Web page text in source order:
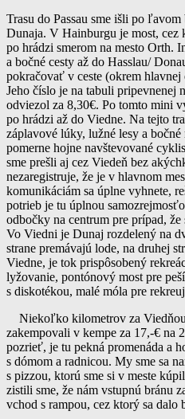
Trasu do Passau sme išli po ľavom
Dunaja. V Hainburgu je most, cez
po hrádzi smerom na mesto Orth.
a bočné cesty až do Hasslau/
pokračovať v ceste (okrem
Jeho číslo je na tabuli pripevnenej
odviezol za 8,30€. Po tomto mini
po hrádzi až do Viedne. Na tejto
záplavové lúky, lužné lesy a
pomerne hojne navštevované
sme prešli aj cez Viedeň bez
nezaregistruje, že je v hlavnom
komunikáciám sa úplne vyhnete,
potrieb je tu úplnou
odbočky na centrum pre prípad,
Vo Viedni je Dunaj rozdelený na
strane premávajú lode, na druhej
Viedne, je tok prispôsobený
lyžovanie, pontónový most pre
s diskotékou, malé móla pre
Niekoľko kilometrov za
zakempovali v kempe za 17,-€ na
pozrieť, je tu pekná promenáda a
s dómom a radnicou. My sme sa
s pizzou, ktorú sme si v meste
zistili sme, že nám vstupnú bránu
vchod s rampou, cez ktorý sa dalo